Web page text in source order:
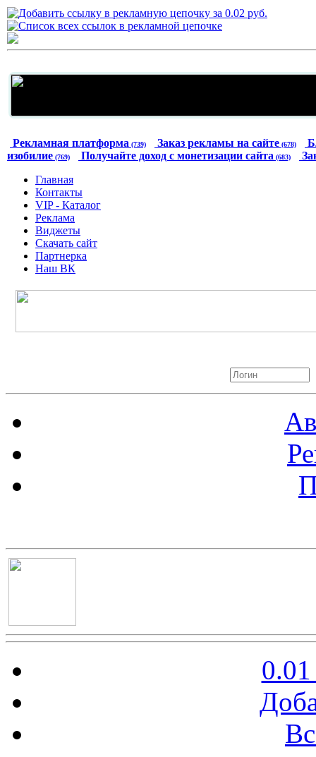
Рекламная платформа (739) Заказ рекламы на сайте (678)
изобилие (769) Получайте доход с монетизации сайта (683)
Главная
Контакты
VIP - Каталог
Реклама
Виджеты
Скачать сайт
Партнерка
Наш ВК